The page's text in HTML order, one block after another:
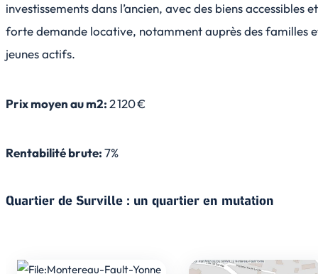
investissements dans l’ancien, avec des biens accessibles
forte demande locative, notamment auprès des familles
jeunes actifs.
Prix moyen au m2:2 120 €
Rentabilité brute:7%
Quartier de Surville : un quartier en mutation